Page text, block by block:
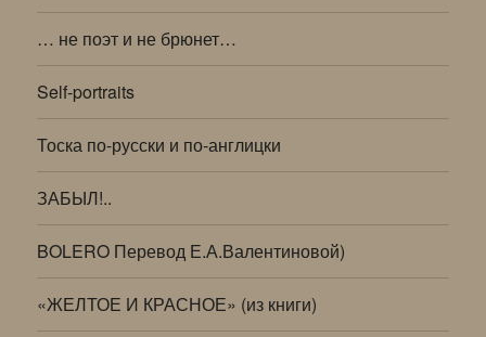
… не поэт и не брюнет…
Self-portraits
Тоска по-русски и по-англицки
ЗАБЫЛ!..
BOLERO Перевод Е.А.Валентиновой)
«ЖЕЛТОЕ И КРАСНОЕ» (из книги)